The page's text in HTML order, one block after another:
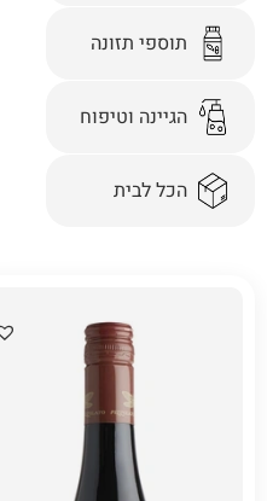
תוספי תזונה
הגיינה וטיפוח
הכל לבית